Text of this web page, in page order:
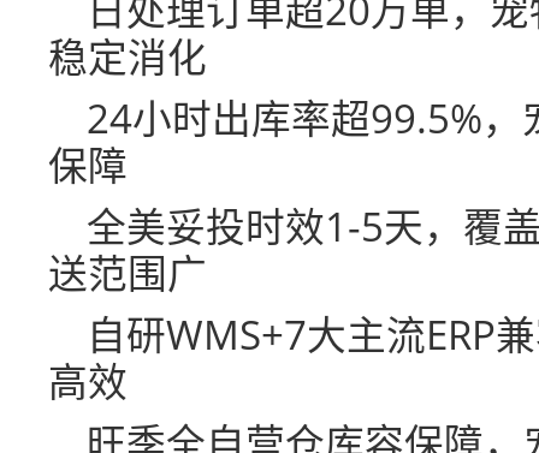
稳定消化
24小时出库率超99.5%
保障
全美妥投时效1-5天，覆
送范围广
自研WMS+7大主流ERP
高效